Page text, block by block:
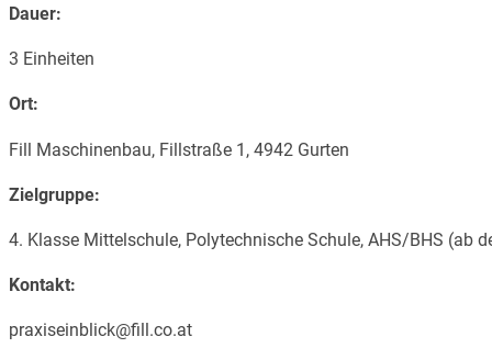
Dauer:
3 Einheiten
Ort:
Fill Maschinenbau, Fillstraße 1, 4942 Gurten
Zielgruppe:
4. Klasse Mittelschule, Polytechnische Schule, AHS/BHS (ab
Kontakt:
praxiseinblick@fill.co.at